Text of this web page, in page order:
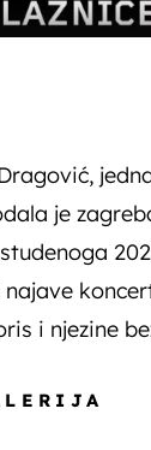
je
najave
i njezine